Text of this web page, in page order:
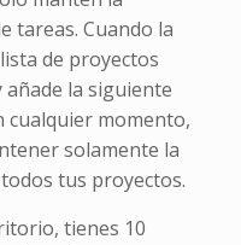
tareas. Cuando la
de proyectos
añade la siguiente
cualquier momento,
solamente la
tus proyectos.
tienes 10